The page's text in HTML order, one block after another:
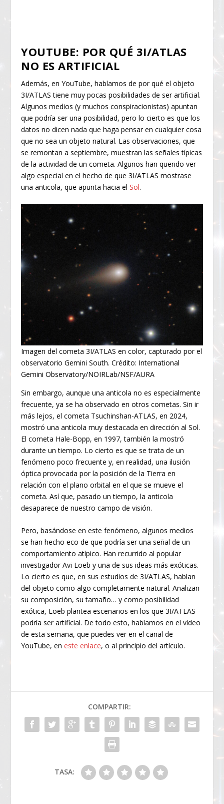
YOUTUBE: POR QUÉ 3I/ATLAS
NO ES ARTIFICIAL
Además, en YouTube, hablamos de por qué el objeto
3I/ATLAS tiene muy pocas posibilidades de ser artificial.
Algunos medios (y muchos conspiracionistas) apuntan
que podría ser una posibilidad, pero lo cierto es que los
datos no dicen nada que haga pensar en cualquier cosa
que no sea un objeto natural. Las observaciones, que
se remontan a septiembre, muestran las señales típicas
de la actividad de un cometa. Algunos han querido ver
algo especial en el hecho de que 3I/ATLAS mostrase
una anticola, que apunta hacia elSol.
Imagen del cometa 3I/ATLAS en color, capturado por el
observatorio Gemini South. Crédito: International
Gemini Observatory/NOIRLab/NSF/AURA
Sin embargo, aunque una anticola no es especialmente
frecuente, ya se ha observado en otros cometas. Sin ir
más lejos, el cometa Tsuchinshan-ATLAS, en 2024,
mostró una anticola muy destacada en dirección al Sol.
El cometa Hale-Bopp, en 1997, también la mostró
durante un tiempo. Lo cierto es que se trata de un
fenómeno poco frecuente y, en realidad, una ilusión
óptica provocada por la posición de la Tierra en
relación con el plano orbital en el que se mueve el
cometa. Así que, pasado un tiempo, la anticola
desaparece de nuestro campo de visión.
Pero, basándose en este fenómeno, algunos medios
se han hecho eco de que podría ser una señal de un
comportamiento atípico. Han recurrido al popular
investigador Avi Loeb y una de sus ideas más exóticas.
Lo cierto es que, en sus estudios de 3I/ATLAS, hablan
del objeto como algo completamente natural. Analizan
su composición, su tamaño… y como posibilidad
exótica, Loeb plantea escenarios en los que 3I/ATLAS
podría ser artificial. De todo esto, hablamos en el vídeo
de esta semana, que puedes ver en el canal de
YouTube, eneste enlace, o al principio del artículo.
COMPARTIR:
TASA: